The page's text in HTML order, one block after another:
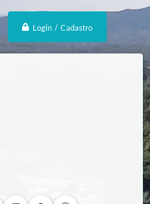
Login / Cadastro